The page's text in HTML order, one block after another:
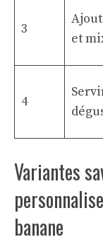
3
et
4
Variantes
banane